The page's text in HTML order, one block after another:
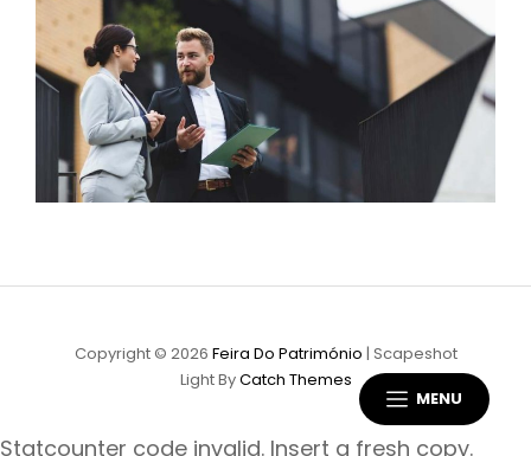
MENU
Copyright © 2026 Feira Do Património | Scapeshot
Light ByCatch Themes
Statcounter code invalid. Insert a fresh copy.